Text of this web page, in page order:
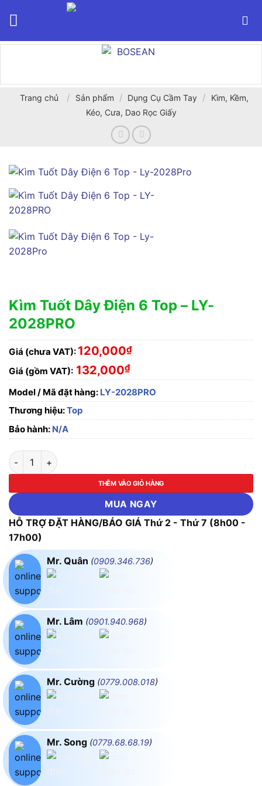
Trang chủ / Sản phẩm / Dụng Cụ Cầm Tay /
Kìm, Kềm,
Kéo, Cưa, Dao Rọc Giấy
Kìm Tuốt Dây Điện 6 Top – LY-
2028PRO
Giá (chưa VAT): 120,000₫
Giá (gồm VAT): 132,000₫
Model / Mã đặt hàng: LY-2028PRO
Thương hiệu:Top
Bảo hành: N/A
Kìm Tuốt Dây Điện 6 Top - LY-2028PRO số lượng
THÊM VÀO GIỎ HÀNG
MUA NGAY
HỖ TRỢ ĐẶT HÀNG/BÁO GIÁ Thứ 2 - Thứ 7 (8h00 -
17h00)
Mr. Quân (0909.346.736)
Mr. Lâm (0901.940.968)
Mr. Cường (0779.008.018)
Mr. Song (0779.68.68.19)